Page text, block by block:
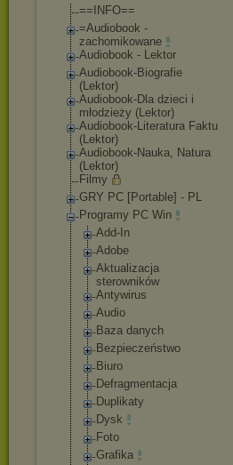
==INFO==
=Audiobook -
zachomikowane
Audiobook - Lektor
Audiobook-Biografie
(Lektor)
Audiobook-Dla dzieci i
młodzieży (Lektor)
Audiobook-Literatura Faktu
(Lektor)
Audiobook-Nauka, Natura
(Lektor)
Filmy
GRY PC [Portable] - PL
Programy PC Win
Add-In
Adobe
Aktualizacja
sterowników
Antywirus
Audio
Baza danych
Bezpieczeństwo
Biuro
Defragmentacja
Duplikaty
Dysk
Foto
Grafika